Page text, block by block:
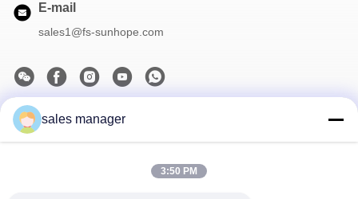
E-mail
sales1@fs-sunhope.com
Το Δελτίο Ενημέρωσης
sales manager
3:50 PM